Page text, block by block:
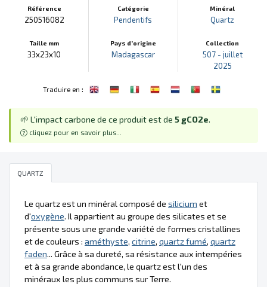
Référence
250516082
Taille mm
33x23x10
Catégorie
Pendentifs
Pays d'origine
Madagascar
Minéral
Quartz
Collection
507 - juillet
2025
Traduire en :
🌱 L'impact carbone de ce produit est de 5 gCO2e.
cliquez pour en savoir plus...
QUARTZ
Le quartz est un minéral composé de silicium et
d'oxygène. Il appartient au groupe des silicates et se
présente sous une grande variété de formes cristallines
et de couleurs : améthyste, citrine, quartz fumé, quartz
faden... Grâce à sa dureté, sa résistance aux intempéries
et à sa grande abondance, le quartz est l'un des
minéraux les plus communs sur Terre.